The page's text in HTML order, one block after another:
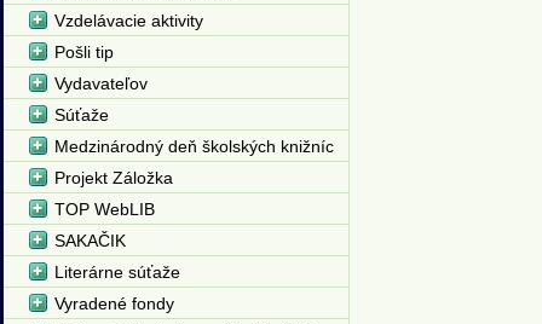
Vzdelávacie aktivity
Pošli tip
Vydavateľov
Súťaže
Medzinárodný deň školských knižníc
Projekt Záložka
TOP WebLIB
SAKAČIK
Literárne súťaže
Vyradené fondy